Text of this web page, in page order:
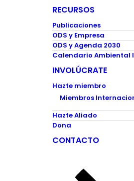
RECURSOS
Publicaciones
ODS y Empresa
ODS y Agenda 2030
Calendario Ambiental
INVOLÚCRATE
Hazte miembro
Miembros
Hazte Aliado
Dona
CONTACTO